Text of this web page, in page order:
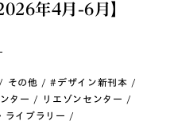
年4月-6月】
その他
#デザイン新刊本
ター
リエゾンセンター
ライブラリー